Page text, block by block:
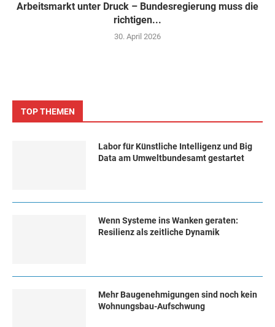
Arbeitsmarkt unter Druck – Bundesregierung muss die
richtigen...
30. April 2026
TOP THEMEN
Labor für Künstliche Intelligenz und Big
Data am Umweltbundesamt gestartet
Wenn Systeme ins Wanken geraten:
Resilienz als zeitliche Dynamik
Mehr Baugenehmigungen sind noch kein
Wohnungsbau-Aufschwung